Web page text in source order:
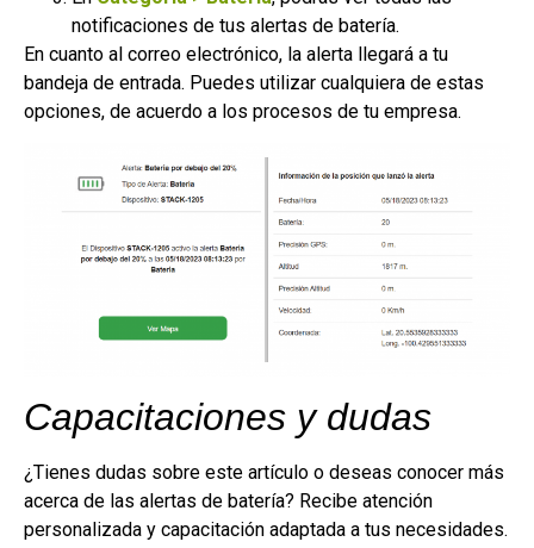
notificaciones de tus alertas de batería.
En cuanto al correo electrónico, la alerta llegará a tu
bandeja de entrada. Puedes utilizar cualquiera de estas
opciones, de acuerdo a los procesos de tu empresa.
Capacitaciones y dudas
¿Tienes dudas sobre este artículo o deseas conocer más
acerca de las alertas de batería? Recibe atención
personalizada y capacitación adaptada a tus necesidades.